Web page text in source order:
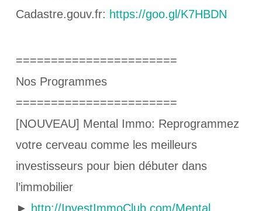
Cadastre.gouv.fr: https://goo.gl/K7HBDN
=======================
Nos Programmes
=======================
[NOUVEAU] Mental Immo: Reprogrammez
votre cerveau comme les meilleurs
investisseurs pour bien débuter dans
l’immobilier
► http://InvestImmoClub.com/Mental